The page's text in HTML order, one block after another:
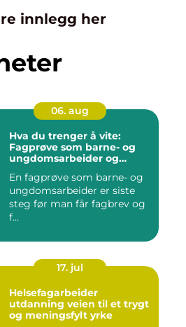
innlegg her
06. aug
Hva du trenger å vite:
Fagprøve som barne- og
ungdomsarbeider og
ungdomsarbeiderfaget vg2
En fagprøve som barne- og
ungdomsarbeider er siste
steg før man får fagbrev og
f...
17. jul
Helsefagarbeider
utdanning veien til et trygt
og meningsfylt yrke